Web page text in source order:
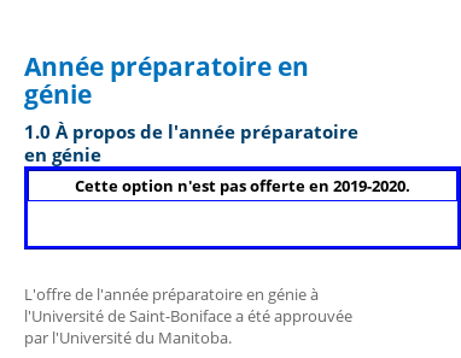
Année préparatoire en
génie
1.0 À propos de l'année préparatoire
en génie
Cette option n'est pas offerte en 2019-2020.
L'offre de l'année préparatoire en génie à
l'Université de Saint-Boniface a été approuvée
par l'Université du Manitoba.